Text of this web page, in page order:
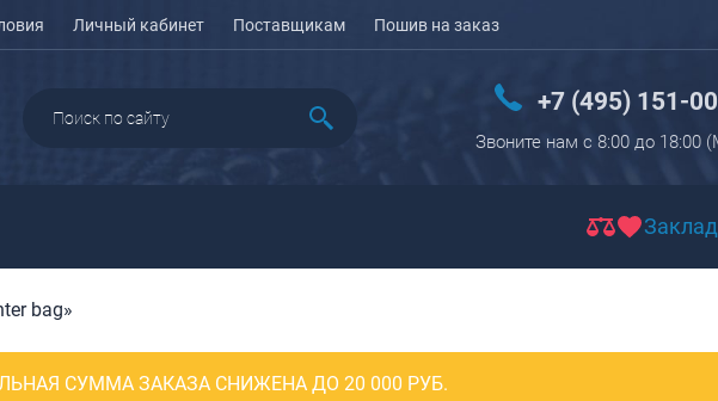
Личный кабинет Поставщикам Пошив на заказ
+7 (495) 151-
Звоните нам с 8:00 до 18:00
Рюкзаки городские
Кейсы
bag»
СУММА ЗАКАЗА СНИЖЕНА ДО 20 000 РУБ.